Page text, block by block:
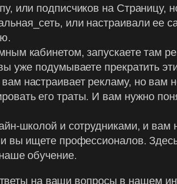
или подписчиков на Страницу,
или настраивали ее
кабинетом, запускаете там
уже подумываете прекратить
настраивает рекламу, но вам
его траты. И вам нужно
школой и сотрудниками, и
и вы ищете профессионалов.
обучение.
на ваши вопросы в нашем